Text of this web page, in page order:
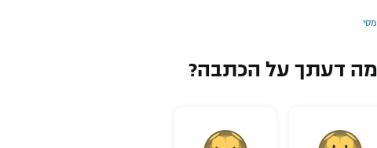
מסי
מה דעתך על הכתבה?